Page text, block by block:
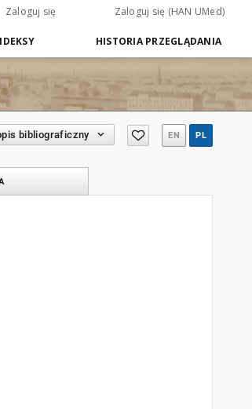
Zaloguj się Zaloguj się (HAN UMed)
HISTORIA PRZEGLĄDANIA
bibliograficzny EN PL